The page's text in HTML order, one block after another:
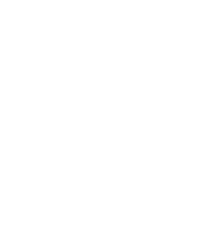
keramika, tumši pelēka